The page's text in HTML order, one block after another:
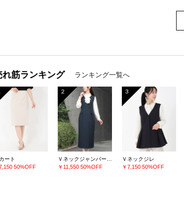
れ筋ランキング ランキング一覧へ
ート
50%OFF
2
￥11,550 50%OFF
3
Ｖネックジレ
￥7,150 50%OFF